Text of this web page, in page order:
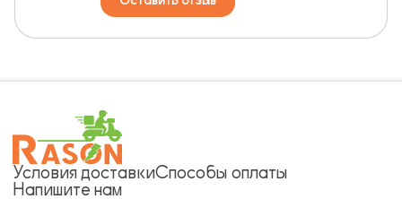
Условия доставкиСпособы оплаты
Напишите нам